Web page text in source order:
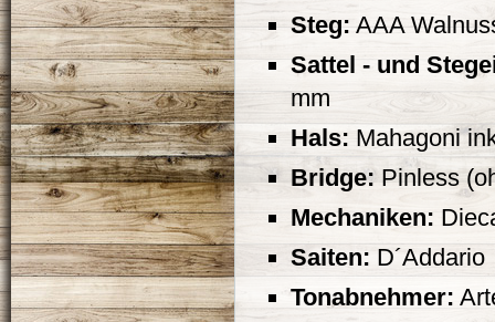
Steg:AAA
Sattel - und
mm
Hals: Mahagoni
Bridge:Pinless
Mechaniken:
Saiten: D´Addario
Tonabnehmer: